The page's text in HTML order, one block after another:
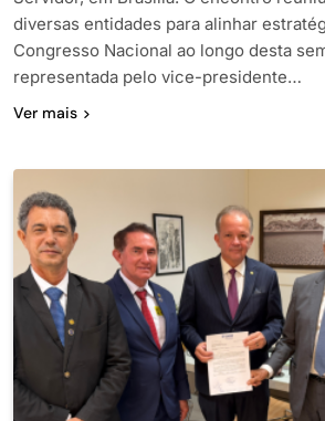
diversas entidades para alinhar
Congresso Nacional ao longo desta
representada pelo vice-presidente…
Ver mais